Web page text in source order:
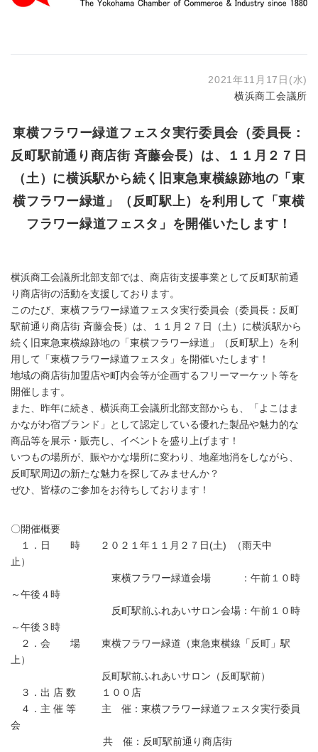
2021年11月17日(水)
横浜商工会議所
東横フラワー緑道フェスタ実行委員会（委員長：
反町駅前通り商店街 斉藤会長）は、１１月２７日
（土）に横浜駅から続く旧東急東横線跡地の「東
横フラワー緑道」（反町駅上）を利用して「東横
フラワー緑道フェスタ」を開催いたします！
横浜商工会議所北部支部では、商店街支援事業として反町駅前通
り商店街の活動を支援しております。
このたび、東横フラワー緑道フェスタ実行委員会（委員長：反町
駅前通り商店街 斉藤会長）は、１１月２７日（土）に横浜駅から
続く旧東急東横線跡地の「東横フラワー緑道」（反町駅上）を利
用して「東横フラワー緑道フェスタ」を開催いたします！
地域の商店街加盟店や町内会等が企画するフリーマーケット等を
開催します。
また、昨年に続き、横浜商工会議所北部支部からも、「よこはま
かながわ宿ブランド」として認定している優れた製品や魅力的な
商品等を展示・販売し、イベントを盛り上げます！
いつもの場所が、賑やかな場所に変わり、地産地消をしながら、
反町駅周辺の新たな魅力を探してみませんか？
ぜひ、皆様のご参加をお待ちしております！
〇開催概要
１．日 時 ２０２１年１１月２７日(土) （雨天中
止）
東横フラワー緑道会場 ：午前１０時
～午後４時
反町駅前ふれあいサロン会場：午前１０時
～午後３時
２．会 場 東横フラワー緑道（東急東横線「反町」駅
上）
反町駅前ふれあいサロン（反町駅前）
３．出 店 数 １００店
４．主 催 等 主 催：東横フラワー緑道フェスタ実行委員
会
共 催：反町駅前通り商店街